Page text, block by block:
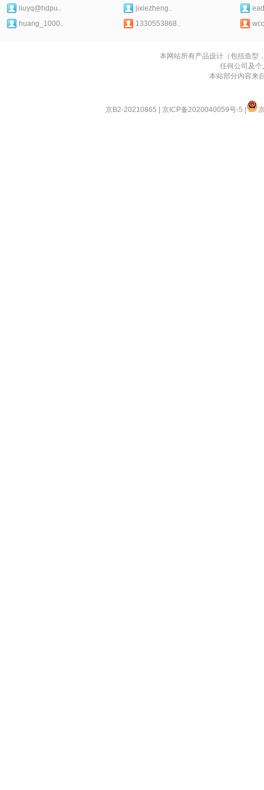
liuyq@hdpu..
jixiezheng..
huang_1000..
1330553868..
本网站所有产品设计（包括造型
任何公司及
本站部分内容来
京B2-20210865 京ICP备2020040059号-5